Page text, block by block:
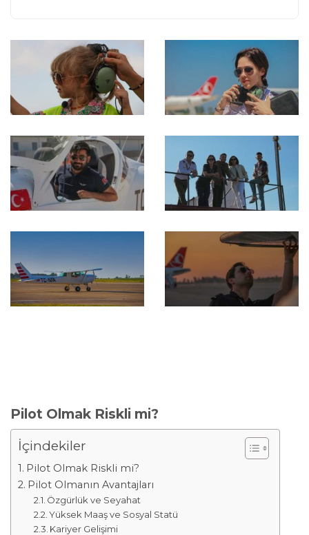
Pilot Olmak Riskli mi?
İçindekiler
Pilot Olmak Riskli mi?
Pilot Olmanın Avantajları
Özgürlük ve Seyahat
Yüksek Maaş ve Sosyal Statü
Kariyer Gelişimi